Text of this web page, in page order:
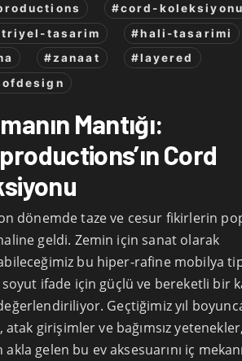
#cord-koleksiyonu
tasarim
#hali-tasarimi
#zanaat
#layered
Mantığı:
Cord
dönemde taze ve cesur fikirlerin
geldi. Zemin için sanat olarak
bu hiper-rafine mobilya
ifade için güçlü ve bereketli bir
Geçtiğimiz yıl
girişimler ve bağımsız
gelen bu ev aksesuarını iç